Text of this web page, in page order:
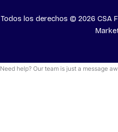
Todos los derechos © 2026 CSA
Need help? Our team is just a message